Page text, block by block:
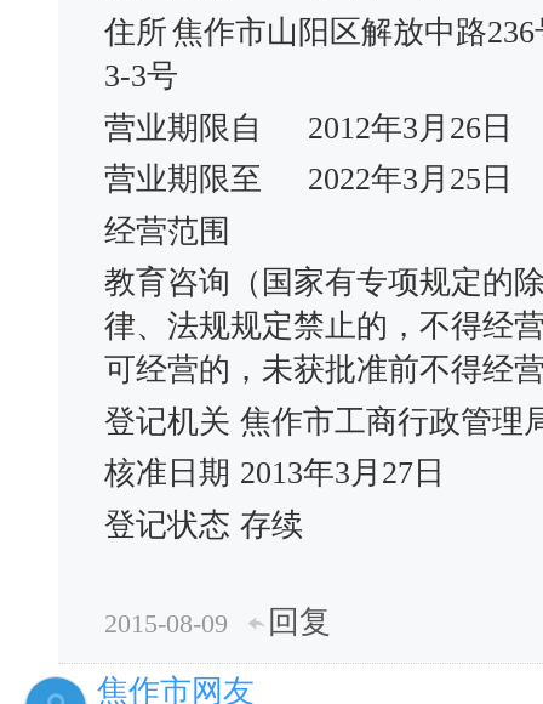
住所焦作市山阳区解放中路
3-3号
营业期限自
2012年3月26日
营业期限至
2022年3月25日
经营范围
教育咨询（国家有专项规定的
律、法规规定禁止的，不得经
可经营的，未获批准前不得经
登记机关 焦作市工商行政管理
核准日期 2013年3月27日
登记状态 存续
2015-08-09
回复
焦作市网友